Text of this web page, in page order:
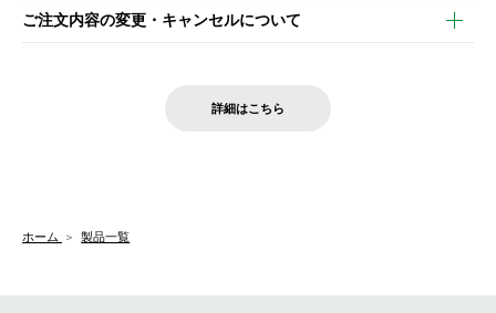
土日祝の発送はございませんので、木曜日以降のご注文は週明け
【配送業者】
※お客様都合の場合
お客様都合の返品にかかる送料は、お客様ご負担とさせていただ
む）は受け付けておりません。
ご注文内容の変更・キャンセルについて
LOGOS FAMILY会員の方は、会員マイページ内 購入履歴画面に
詳細はこちら
ホーム 製品一覧